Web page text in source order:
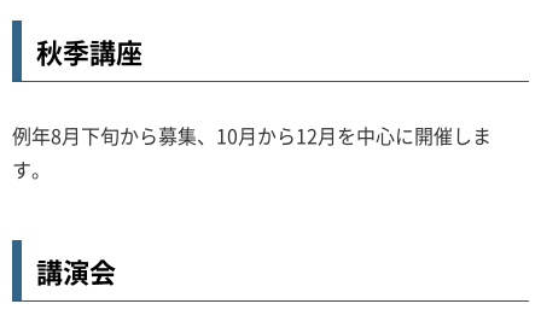
秋季講座
例年8月下旬から募集、10月から12月を中心に開催しま
す。
講演会